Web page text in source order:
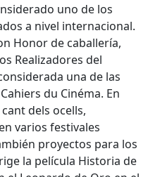
uno de los
a nivel internacional.
Honor de caballería,
Realizadores del
una de las
du Cinéma. En
dels ocells,
varios festivales
proyectos para los
la película Historia de